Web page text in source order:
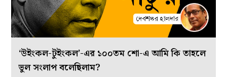
‘উইংকল-টুইংকল’-এর ১০০তম শো-এ আমি কি তাহলে
ভুল সংলাপ বলেছিলাম?